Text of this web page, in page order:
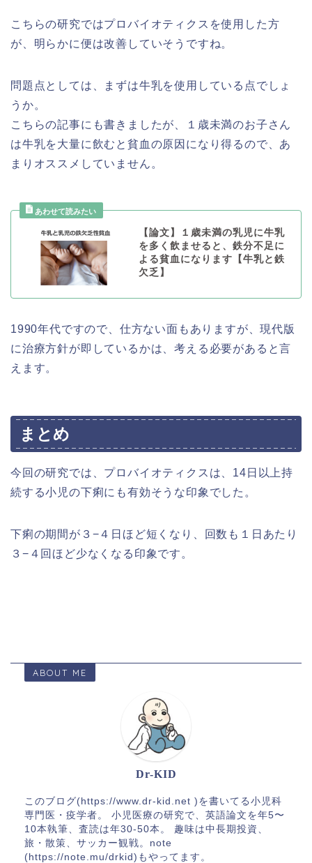
こちらの研究ではプロバイオティクスを使用した方
が、明らかに便は改善していそうですね。
問題点としては、まずは牛乳を使用している点でしょ
うか。
こちらの記事にも書きましたが、１歳未満のお子さん
は牛乳を大量に飲むと貧血の原因になり得るので、あ
まりオススメしていません。
【論文】１歳未満の乳児に牛乳
を多く飲ませると、鉄分不足に
よる貧血になります【牛乳と鉄
欠乏】
1990年代ですので、仕方ない面もありますが、現代版
に治療方針が即しているかは、考える必要があると言
えます。
まとめ
今回の研究では、プロバイオティクスは、14日以上持
続する小児の下痢にも有効そうな印象でした。
下痢の期間が３−４日ほど短くなり、回数も１日あたり
３−４回ほど少なくなる印象です。
ABOUT ME
Dr-KID
このブログ(https://www.dr-kid.net )を書いてる小児科
専門医・疫学者。 小児医療の研究で、英語論文を年5〜
10本執筆、査読は年30-50本。 趣味は中長期投資、
旅・散策、サッカー観戦。note
(https://note.mu/drkid)もやってます。